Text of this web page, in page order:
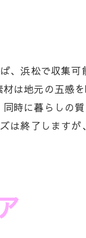
、浜松で収集可
は地元の五感
時に暮らしの
は終了しますが